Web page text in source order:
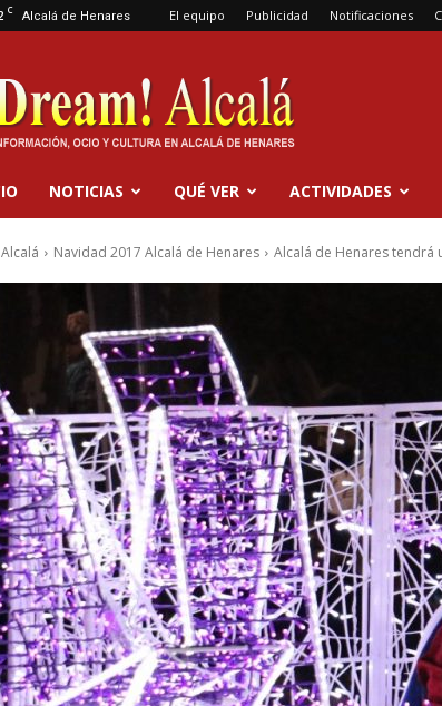
C Alcalá de Henares El equipo Publicidad Notificaciones
Dream
Alcalá
NOTICIAS QUÉ VER ACTIVIDADES
Navidad 2017 Alcalá de Henares Alcalá de Henares tendrá